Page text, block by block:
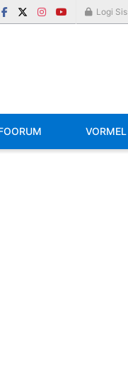
Logi
VORMEL